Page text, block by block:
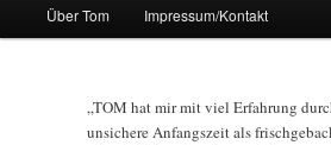
Über Tom Impressum/Kontakt
„TOM hat mir mit viel Erfahrung
unsichere Anfangszeit als